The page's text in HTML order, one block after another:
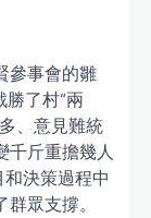
參事會的雛
勝了村“兩
、意見難統
千斤重擔幾人
決策過程中
眾支撐。